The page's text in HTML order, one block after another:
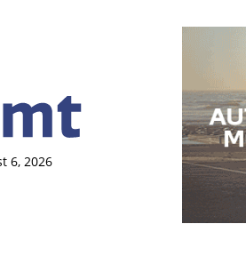
6, 2026